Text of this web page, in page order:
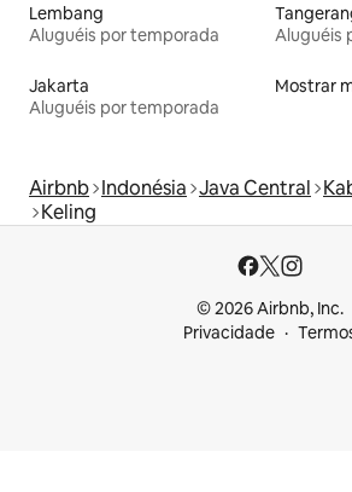
Lembang
Aluguéis por temporada
Aluguéis
Jakarta
Aluguéis por temporada
Mostrar
Airbnb Indonésia Java Central
Keling
© 2026 Airbnb, Inc.
Privacidade